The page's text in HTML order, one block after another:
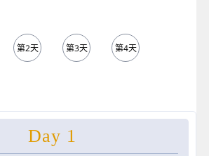
第2天 第3天 第4天
Day 1